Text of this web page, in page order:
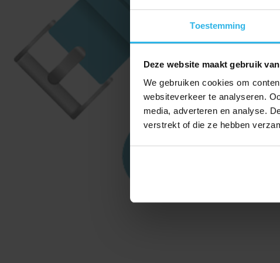
Toestemming
Deze website maakt gebruik
We gebruiken cookies om
websiteverkeer te analyseren.
media, adverteren en analyse.
verstrekt of die ze hebben